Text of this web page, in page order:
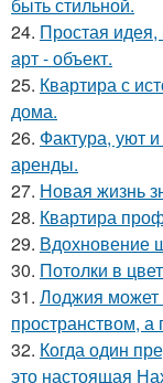
быть стильной.
24. Простая идея,
арт - объект.
25. Квартира с
дома.
26. Фактура, уют
аренды.
27. Новая жизнь
28. Квартира
29. Вдохновение
30. Потолки в
31. Лоджия может
пространством,
32. Когда один
это настоящая